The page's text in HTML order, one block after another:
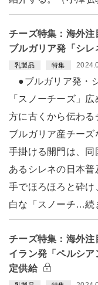
チーズ特集：海外
ブルガリア発「シレ
乳製品 特集
●ブルガリア発・
「スノーチーズ」
方に古くから伝わる
ブルガリア産チーズ
手掛ける開門は、同
あるシレネの日本普
手でほろほろと砕け
白な「スノーチ…続
チーズ特集：海外
イラン発「ペルシ
定供給